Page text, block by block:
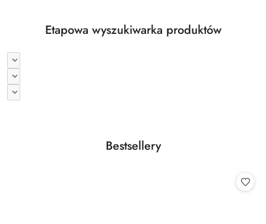
Etapowa wyszukiwarka produktów
Pomiń karuzelę produktów
Produkty
Bestsellery